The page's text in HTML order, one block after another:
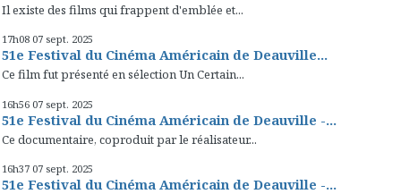
Il existe des films qui frappent d'emblée et...
17h08 07 sept. 2025
51e Festival du Cinéma Américain de Deauville...
Ce film fut présenté en sélection Un Certain...
16h56 07 sept. 2025
51e Festival du Cinéma Américain de Deauville -...
Ce documentaire, coproduit par le réalisateur...
16h37 07 sept. 2025
51e Festival du Cinéma Américain de Deauville -...